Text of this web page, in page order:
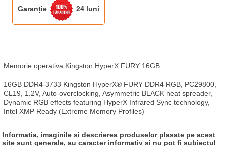
Garanție 24 luni
Memorie operativa Kingston HyperX FURY 16GB
16GB DDR4-3733 Kingston HyperX® FURY DDR4 RGB, PC29800,
CL19, 1.2V, Auto-overclocking, Asymmetric BLACK heat spreader,
Dynamic RGB effects featuring HyperX Infrared Sync technology,
Intel XMP Ready (Extreme Memory Profiles)
Informatia, imaginile si descrierea produselor plasate pe acest
site sunt generale, au caracter informativ si nu pot fi subiectul